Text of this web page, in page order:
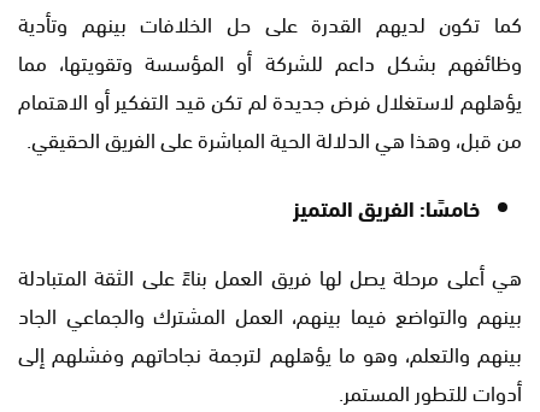
كما تكون لديهم القدرة على حل الخلافات بينهم وتأدية
وظائفهم بشكل داعم للشركة أو المؤسسة وتقويتها، مما
يؤهلهم لاستغلال فرض جديدة لم تكن قيد التفكير أو الاهتمام
من قبل، وهذا هي الدلالة الحية المباشرة على الفريق الحقيقي.
خامسًا: الفريق المتميز
هي أعلى مرحلة يصل لها فريق العمل بناءً على الثقة المتبادلة
بينهم والتواضع فيما بينهم، العمل المشترك والجماعي الجاد
بينهم والتعلم، وهو ما يؤهلهم لترجمة نجاحاتهم وفشلهم إلى
أدوات للتطور المستمر.